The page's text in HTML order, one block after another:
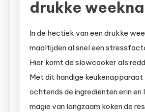
drukke
In de hectiek van een drukke
maaltijden al snel een
Hier komt de slowcooker als
Met dit handige keukenapparaat
ochtends de ingrediënten erin en
magie van langzaam koken de